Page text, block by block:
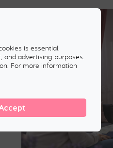
is essential.
and advertising purposes.
For more information